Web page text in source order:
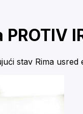
stav Rima usred